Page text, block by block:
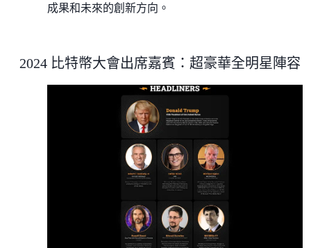
成果和未來的創新方向。
2024 比特幣大會出席嘉賓：超豪華全明星陣容